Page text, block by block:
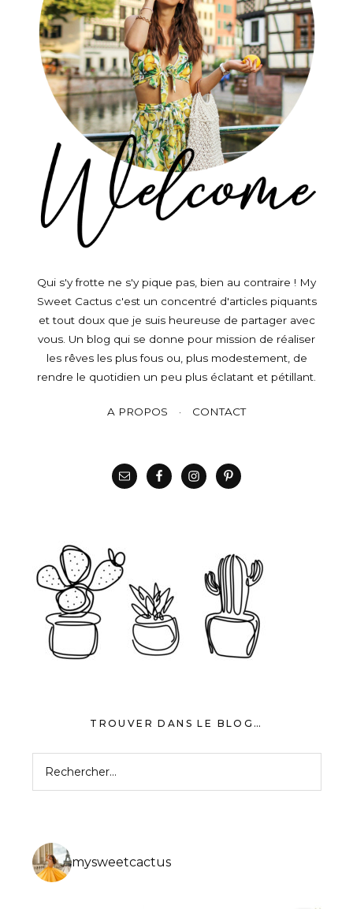
Qui s'y frotte ne s'y pique pas, bien au contraire ! My
Sweet Cactus c'est un concentré d'articles piquants
et tout doux que je suis heureuse de partager avec
vous. Un blog qui se donne pour mission de réaliser
les rêves les plus fous ou, plus modestement, de
rendre le quotidien un peu plus éclatant et pétillant.
A PROPOS CONTACT
TROUVER DANS LE BLOG…
mysweetcactus